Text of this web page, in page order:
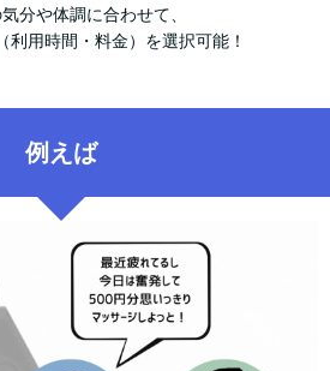
分や体調に合わせて、
利用時間・料金）を選択可能！
例えば